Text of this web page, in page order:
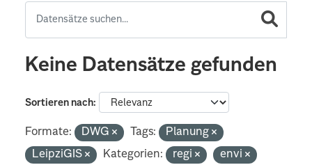
Keine Datensätze gefunden
Sortieren nach
Formate: DWG Tags:
Planung
LeipziGIS
Kategorien: regi envi